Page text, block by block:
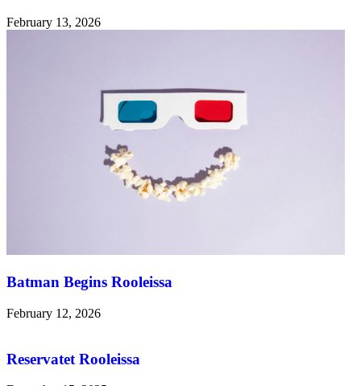
February 13, 2026
Batman Begins Rooleissa
February 12, 2026
Reservatet Rooleissa